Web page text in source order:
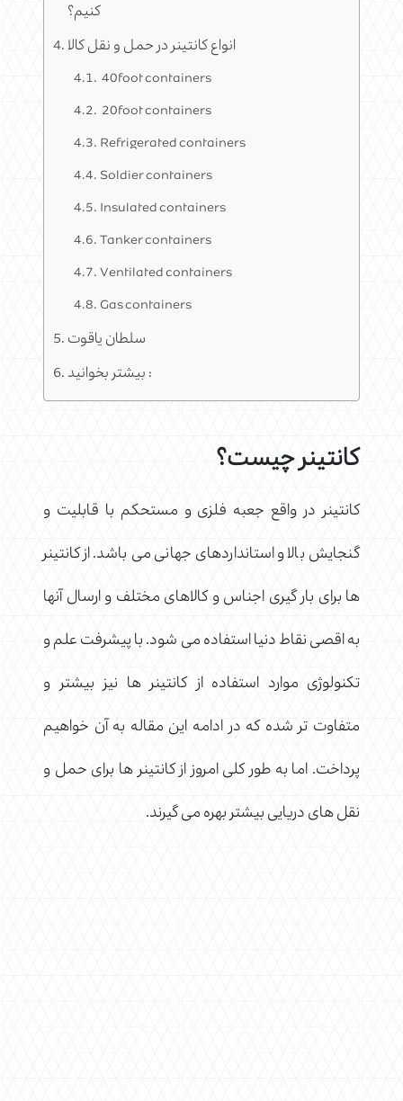
کنیم؟
انواع کانتینر در حمل و نقل کالا
40foot containers
20foot containers
Refrigerated containers
Soldier containers
Insulated containers
Tanker containers
Ventilated containers
Gas containers
سلطان یاقوت
بیشتر بخوانید :
کانتینر چیست؟
کانتینر در واقع جعبه فلزی و مستحکم با قابلیت و
گنجایش بالا و استانداردهای جهانی می باشد. از کانتینر
ها برای بار گیری اجناس و کالاهای مختلف و ارسال آنها
به اقصی نقاط دنیا استفاده می شود. با پیشرفت علم و
تکنولوژی موارد استفاده از کانتینر ها نیز بیشتر و
متفاوت تر شده که در ادامه این مقاله به آن خواهیم
پرداخت. اما به طور کلی امروز از کانتینر ها برای حمل و
نقل های دریایی بیشتر بهره می گیرند.